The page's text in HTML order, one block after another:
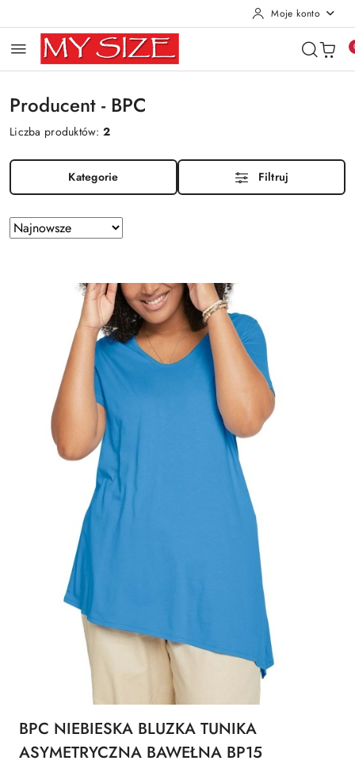
Moje konto
Producent - BPC
Liczba produktów:2
Kategorie Filtruj
Zastosowano
sortowanie:
Sortuj
według
BPC NIEBIESKA BLUZKA TUNIKA
ASYMETRYCZNA BAWEŁNA BP15